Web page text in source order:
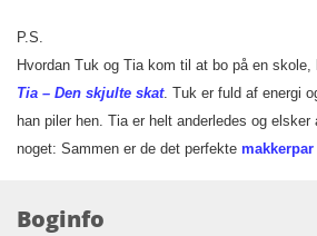
P.S.
Hvordan Tuk og Tia kom til at bo på en
Tia – Den skjulte skat. Tuk er fuld af energi
han piler hen. Tia er helt anderledes og
noget: Sammen er de det perfekte makkerpar
Boginfo